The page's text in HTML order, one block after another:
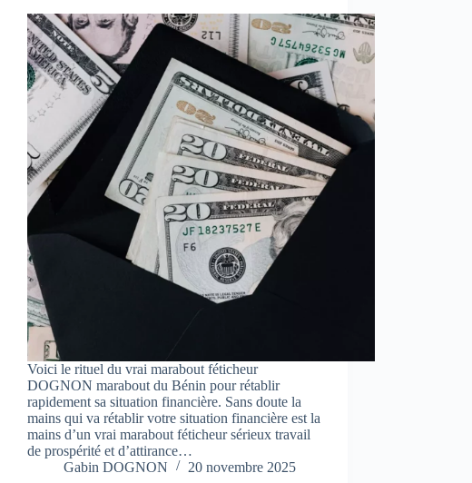
Voici le rituel du vrai marabout féticheur
DOGNON marabout du Bénin pour rétablir
rapidement sa situation financière. Sans doute la
mains qui va rétablir votre situation financière est la
mains d’un vrai marabout féticheur sérieux travail
de prospérité et d’attirance…
Gabin DOGNON
20 novembre 2025